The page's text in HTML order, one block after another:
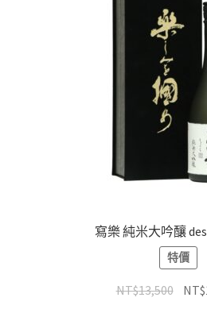
寫樂 純米大吟釀
特價
NT$13,500 NT$